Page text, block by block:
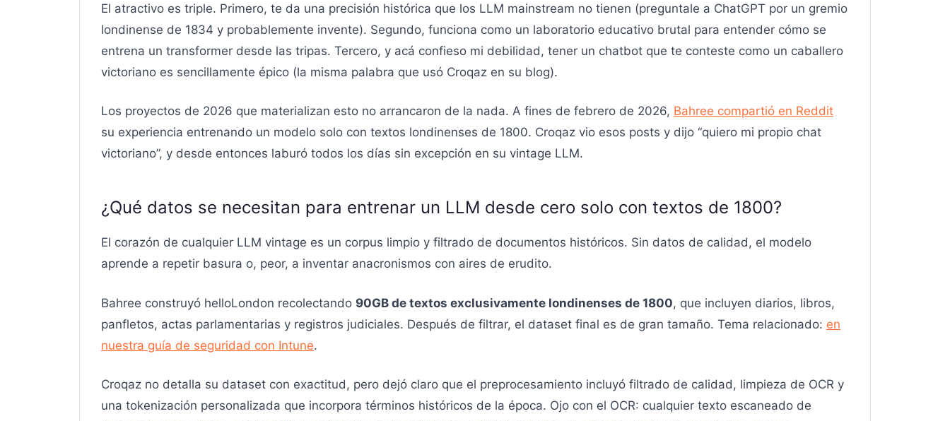
El atractivo es triple. Primero, te da una precisión histórica que los LLM mainstream no tienen (preguntale a ChatGPT por un gremio
londinense de 1834 y probablemente invente). Segundo, funciona como un laboratorio educativo brutal para entender cómo se
entrena un transformer desde las tripas. Tercero, y acá confieso mi debilidad, tener un chatbot que te conteste como un caballero
victoriano es sencillamente épico (la misma palabra que usó Croqaz en su blog).
Los proyectos de 2026 que materializan esto no arrancaron de la nada. A fines de febrero de 2026, Bahree compartió en Reddit
su experiencia entrenando un modelo solo con textos londinenses de 1800. Croqaz vio esos posts y dijo “quiero mi propio chat
victoriano”, y desde entonces laburó todos los días sin excepción en su vintage LLM.
¿Qué datos se necesitan para entrenar un LLM desde cero solo con textos de 1800?
El corazón de cualquier LLM vintage es un corpus limpio y filtrado de documentos históricos. Sin datos de calidad, el modelo
aprende a repetir basura o, peor, a inventar anacronismos con aires de erudito.
Bahree construyó helloLondon recolectando 90GB de textos exclusivamente londinenses de 1800, que incluyen diarios, libros,
panfletos, actas parlamentarias y registros judiciales. Después de filtrar, el dataset final es de gran tamaño. Tema relacionado: en
nuestra guía de seguridad con Intune.
Croqaz no detalla su dataset con exactitud, pero dejó claro que el preprocesamiento incluyó filtrado de calidad, limpieza de OCR y
una tokenización personalizada que incorpora términos históricos de la época. Ojo con el OCR: cualquier texto escaneado de